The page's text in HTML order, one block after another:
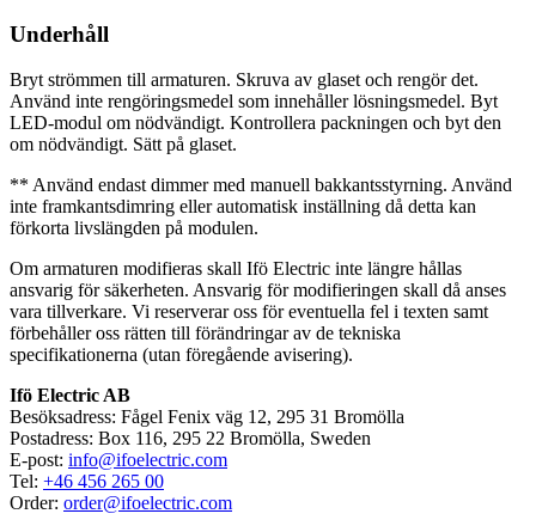
Underhåll
Bryt strömmen till armaturen. Skruva av glaset och rengör det.
Använd inte rengöringsmedel som innehåller lösningsmedel. Byt
LED-modul om nödvändigt. Kontrollera packningen och byt den
om nödvändigt. Sätt på glaset.
** Använd endast dimmer med manuell bakkantsstyrning. Använd
inte framkantsdimring eller automatisk inställning då detta kan
förkorta livslängden på modulen.
Om armaturen modifieras skall Ifö Electric inte längre hållas
ansvarig för säkerheten. Ansvarig för modifieringen skall då anses
vara tillverkare. Vi reserverar oss för eventuella fel i texten samt
förbehåller oss rätten till förändringar av de tekniska
specifikationerna (utan föregående avisering).
Ifö Electric AB
Besöksadress: Fågel Fenix väg 12, 295 31 Bromölla
Postadress: Box 116, 295 22 Bromölla, Sweden
E-post: info@ifoelectric.com
Tel: +46 456 265 00
Order: order@ifoelectric.com